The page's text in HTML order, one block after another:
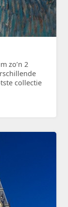
zo’n 2
collectie